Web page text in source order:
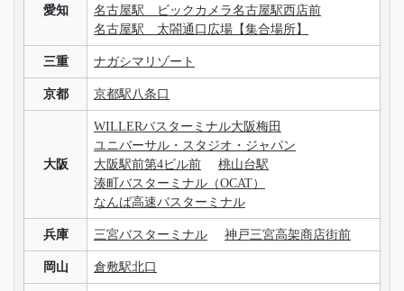
愛知
名古屋駅 ビックカメラ名古屋駅西店前
名古屋駅 太閤通口広場【集合場所】
三重 ナガシマリゾート
京都 京都駅八条口
大阪
WILLERバスターミナル大阪梅田
ユニバーサル・スタジオ・ジャパン
大阪駅前第4ビル前
桃山台駅
湊町バスターミナル（OCAT）
なんば高速バスターミナル
兵庫 三宮バスターミナル 神戸三宮高架商店街前
岡山 倉敷駅北口